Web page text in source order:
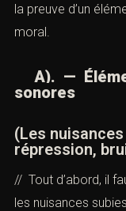
la preuve d’un
moral.
A). —
sonores
(Les
répression,
// Tout d’abord, il
les nuisances